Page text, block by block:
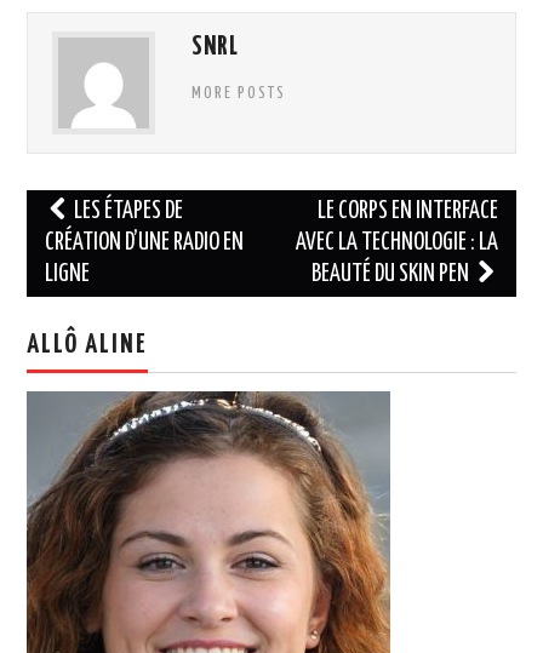
SNRL
MORE POSTS
Navigation
des
articles
LES ÉTAPES DE
CRÉATION D’UNE RADIO EN
LIGNE
LE CORPS EN INTERFACE
AVEC LA TECHNOLOGIE : LA
BEAUTÉ DU SKIN PEN
ALLÔ ALINE